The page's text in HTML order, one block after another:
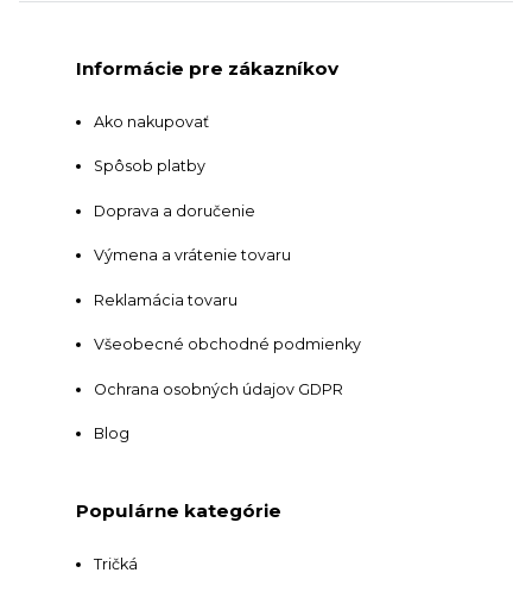
Informácie pre zákazníkov
Ako nakupovať
Spôsob platby
Doprava a doručenie
Výmena a vrátenie tovaru
Reklamácia tovaru
Všeobecné obchodné podmienky
Ochrana osobných údajov GDPR
Blog
Populárne kategórie
Tričká